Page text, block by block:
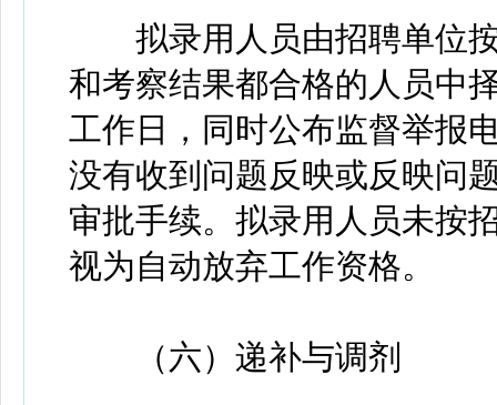
拟录用人员由招聘单位按
和考察结果都合格的人员中
工作日，同时公布监督举报
没有收到问题反映或反映问
审批手续。拟录用人员未按
视为自动放弃工作资格。
（六）递补与调剂